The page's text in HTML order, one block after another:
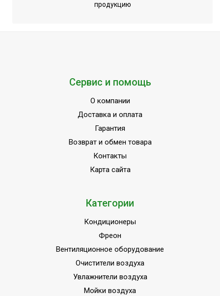
продукцию
Сервис и помощь
О компании
Доставка и оплата
Гарантия
Возврат и обмен товара
Контакты
Карта сайта
Категории
Кондиционеры
Фреон
Вентиляционное оборудование
Очистители воздуха
Увлажнители воздуха
Мойки воздуха